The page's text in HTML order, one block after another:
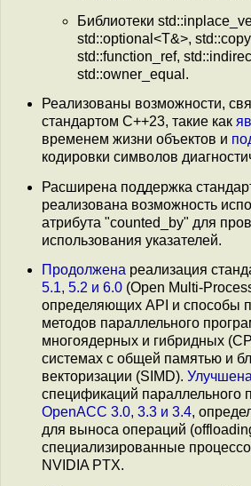
Библиотеки
std::optional<T&>,
std::function_ref,
std::owner_equal.
Реализованы возможности,
стандартом C++23, такие как
временем жизни объектов и
кодировки символов
Расширена поддержка
реализована возможность
атрибута "counted_by" для
использования указателей.
Продолжена реализация
5.1, 5.2 и 6.0 (Open Multi-
определяющих API и способы
методов параллельного
многоядерных и гибридных
системах с общей памятью и
векторизации (SIMD). Улучшена
спецификаций параллельного
OpenACC 3.0, 3.3 и 3.4,
для выноса операций
специализированные
NVIDIA PTX.